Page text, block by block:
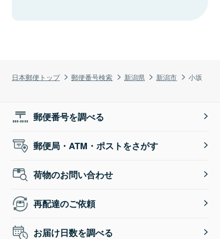
日本郵便トップ 郵便番号検索 新潟県 新潟市 小坂
郵便番号を調べる
郵便局・ATM・ポストをさがす
荷物のお問い合わせ
再配達のご依頼
お届け日数を調べる